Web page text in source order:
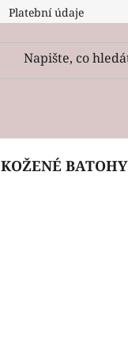
Platební údaje
KOŽENÉ BATOHY